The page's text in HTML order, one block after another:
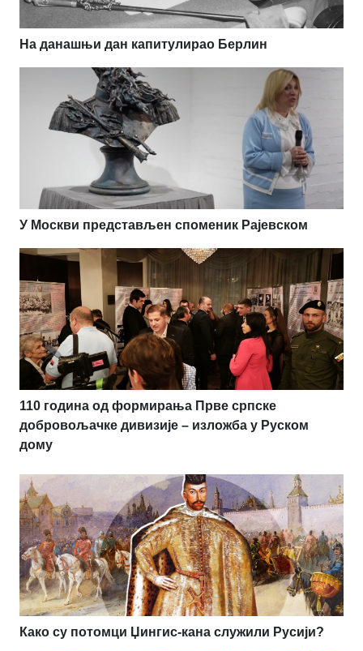
На данашњи дан капитулирао Берлин
У Москви представљен споменик Рајевском
110 година од формирања Прве српске
добровољачке дивизије – изложба у Руском
дому
Како су потомци Џингис-кана служили Русији?